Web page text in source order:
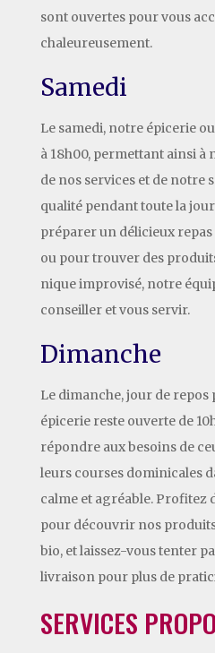
sont ouvertes pour vous
chaleureusement.
Samedi
Le samedi, notre épicerie
à 18h00, permettant ainsi
de nos services et de notre
qualité pendant toute la
préparer un délicieux
ou pour trouver des
nique improvisé, notre
conseiller et vous servir.
Dimanche
Le dimanche, jour de
épicerie reste ouverte de
répondre aux besoins de
leurs courses dominicales
calme et agréable. Profitez
pour découvrir nos
bio, et laissez-vous tenter
livraison pour plus de
SERVICES